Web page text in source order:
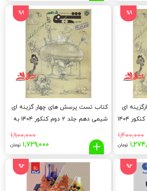
۶۹۰,۰۰۰
تومان
بود.
ای
شیمی دهم جلد ۱ اول (ویژه کنکور ۱۴۰۴
۱,۴۰۰,۰۰۰
تومانقیمت
فعلی:
کتاب تست پرسش های چهار گزینه ای
شیمی دهم جلد ۲ دوم کنکور ۱۴۰۴ به
۱,۹۰۰,۰۰۰
قیمت
اصلی:
۱,۹۰۰,۰۰۰
تومان
بود.
۱,۷۲۹,۰۰۰ تومان